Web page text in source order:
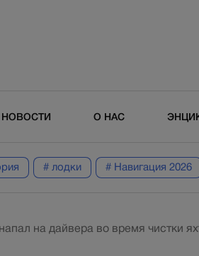
НОВОСТИ О НАС
# лодки # Навигация 2026
на дайвера во время чистки